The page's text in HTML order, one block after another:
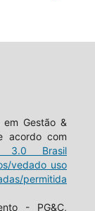
em Gestão &
acordo com
3.0 Brasil
vedado uso
permitida
- PG&C,